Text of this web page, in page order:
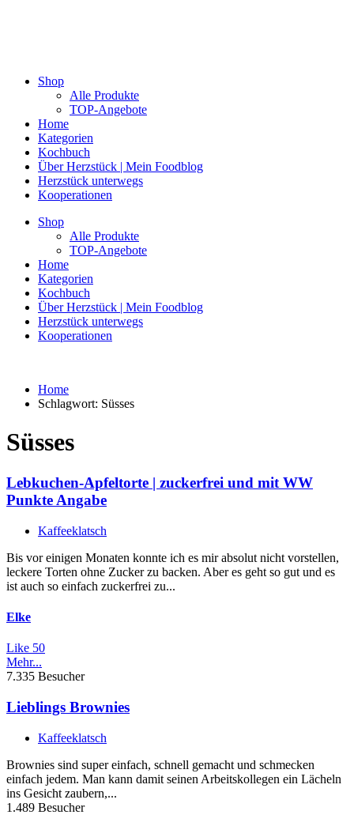
Shop
Alle Produkte
TOP-Angebote
Home
Kategorien
Kochbuch
Über Herzstück | Mein Foodblog
Herzstück unterwegs
Kooperationen
Shop
Alle Produkte
TOP-Angebote
Home
Kategorien
Kochbuch
Über Herzstück | Mein Foodblog
Herzstück unterwegs
Kooperationen
Home
Schlagwort: Süsses
Süsses
Lebkuchen-Apfeltorte | zuckerfrei und mit WW
Punkte Angabe
Kaffeeklatsch
Bis vor einigen Monaten konnte ich es mir absolut nicht vorstellen,
leckere Torten ohne Zucker zu backen. Aber es geht so gut und es
ist auch so einfach zuckerfrei zu...
Elke
Like 50
Mehr...
7.335 Besucher
Lieblings Brownies
Kaffeeklatsch
Brownies sind super einfach, schnell gemacht und schmecken
einfach jedem. Man kann damit seinen Arbeitskollegen ein Lächeln
ins Gesicht zaubern,...
1.489 Besucher